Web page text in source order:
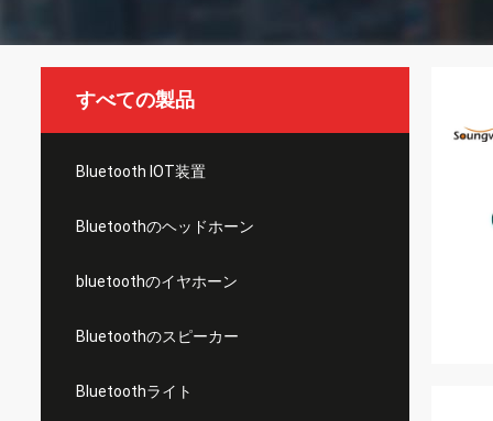
すべての製品
Bluetooth IOT装置
Bluetoothのヘッドホーン
bluetoothのイヤホーン
Bluetoothのスピーカー
Bluetoothライト